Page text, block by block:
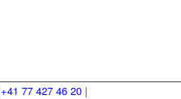
+41 77 427 46 20|